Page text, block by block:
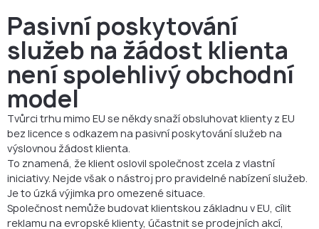
Pasivní poskytování
služeb na žádost klienta
není spolehlivý obchodní
model
Tvůrci trhu mimo EU se někdy snaží obsluhovat klienty z EU
bez licence s odkazem na pasivní poskytování služeb na
výslovnou žádost klienta.
To znamená, že klient oslovil společnost zcela z vlastní
iniciativy. Nejde však o nástroj pro pravidelné nabízení služeb.
Je to úzká výjimka pro omezené situace.
Společnost nemůže budovat klientskou základnu v EU, cílit
reklamu na evropské klienty, účastnit se prodejních akcí,